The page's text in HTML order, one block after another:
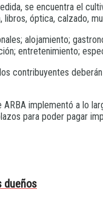
se encuentra el
libros, óptica, calzado,
alojamiento;
entretenimiento;
contribuyentes
implementó a lo
para poder pagar
dueños